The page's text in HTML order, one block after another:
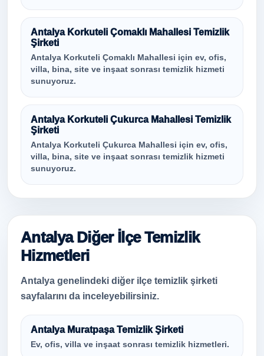
Antalya Korkuteli Çomaklı Mahallesi Temizlik
Şirketi
Antalya Korkuteli Çomaklı Mahallesi için ev, ofis,
villa, bina, site ve inşaat sonrası temizlik hizmeti
sunuyoruz.
Antalya Korkuteli Çukurca Mahallesi Temizlik
Şirketi
Antalya Korkuteli Çukurca Mahallesi için ev, ofis,
villa, bina, site ve inşaat sonrası temizlik hizmeti
sunuyoruz.
Antalya Diğer İlçe Temizlik
Hizmetleri
Antalya genelindeki diğer ilçe temizlik şirketi
sayfalarını da inceleyebilirsiniz.
Antalya Muratpaşa Temizlik Şirketi
Ev, ofis, villa ve inşaat sonrası temizlik hizmetleri.